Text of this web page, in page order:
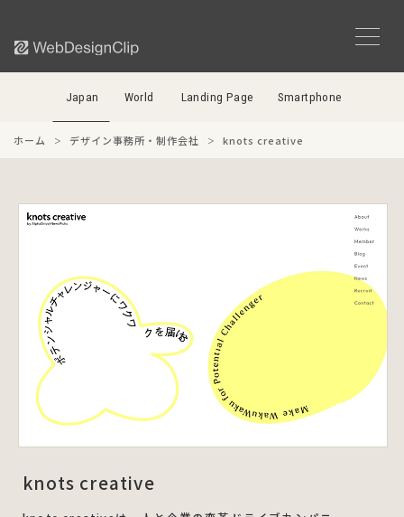
Japan World Landing Page Smartphone
ホーム デザイン事務所・制作会社 knots creative
knots creative